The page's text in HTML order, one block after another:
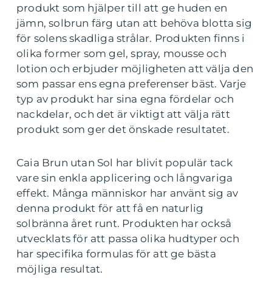
produkt som hjälper till att ge huden en
jämn, solbrun färg utan att behöva blotta sig
för solens skadliga strålar. Produkten finns i
olika former som gel, spray, mousse och
lotion och erbjuder möjligheten att välja den
som passar ens egna preferenser bäst. Varje
typ av produkt har sina egna fördelar och
nackdelar, och det är viktigt att välja rätt
produkt som ger det önskade resultatet.
Caia Brun utan Sol har blivit populär tack
vare sin enkla applicering och långvariga
effekt. Många människor har använt sig av
denna produkt för att få en naturlig
solbränna året runt. Produkten har också
utvecklats för att passa olika hudtyper och
har specifika formulas för att ge bästa
möjliga resultat.